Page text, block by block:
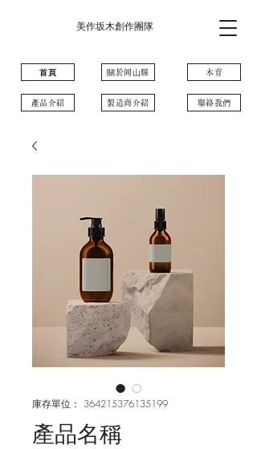
美作坂木創作團隊
⾸⾴
產品介紹
關於岡⼭縣
製造商介紹
木育
聯絡我們
庫存單位： 364215376135199
產品名稱